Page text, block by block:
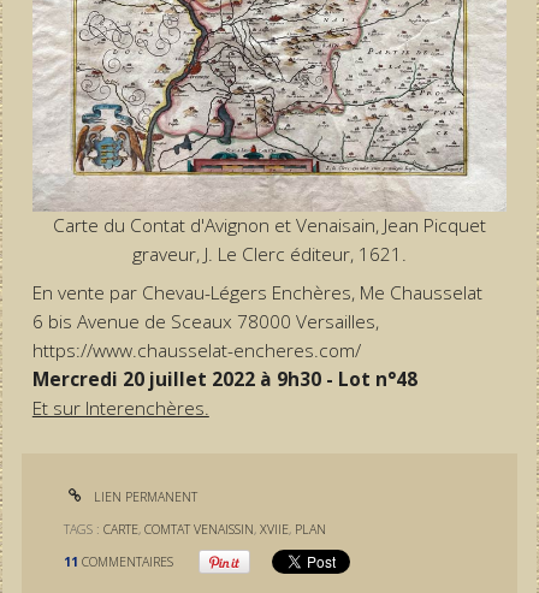
Carte du Contat d'Avignon et Venaisain, Jean Picquet
graveur, J. Le Clerc éditeur, 1621.
En vente par Chevau-Légers Enchères, Me Chausselat
6 bis Avenue de Sceaux 78000 Versailles,
https://www.chausselat-encheres.com/
Mercredi 20 juillet 2022 à 9h30 - Lot n°48
Et sur Interenchères.
LIEN PERMANENT
TAGS :CARTE,COMTAT VENAISSIN,XVIIE, PLAN
11 COMMENTAIRES